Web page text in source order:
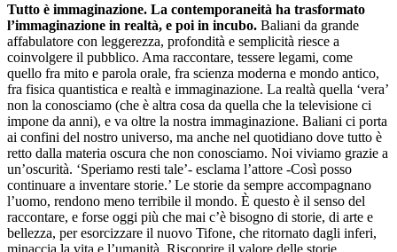
Tutto è immaginazione. La contemporaneità ha trasformato
l’immaginazione in realtà, e poi in incubo. Baliani da grande
affabulatore con leggerezza, profondità e semplicità riesce a
coinvolgere il pubblico. Ama raccontare, tessere legami, come
quello fra mito e parola orale, fra scienza moderna e mondo antico,
fra fisica quantistica e realtà e immaginazione. La realtà quella ‘vera’
non la conosciamo (che è altra cosa da quella che la televisione ci
impone da anni), e va oltre la nostra immaginazione. Baliani ci porta
ai confini del nostro universo, ma anche nel quotidiano dove tutto è
retto dalla materia oscura che non conosciamo. Noi viviamo grazie a
un’oscurità. ‘Speriamo resti tale’- esclama l’attore -Così posso
continuare a inventare storie.’ Le storie da sempre accompagnano
l’uomo, rendono meno terribile il mondo. È questo è il senso del
raccontare, e forse oggi più che mai c’è bisogno di storie, di arte e
bellezza, per esorcizzare il nuovo Tifone, che ritornato dagli inferi,
minaccia la vita e l’umanità. Riscoprire il valore delle storie,